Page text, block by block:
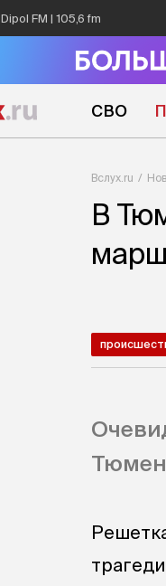
Dipol FM | 105,6 fm
СВО
Вслух.ru
В